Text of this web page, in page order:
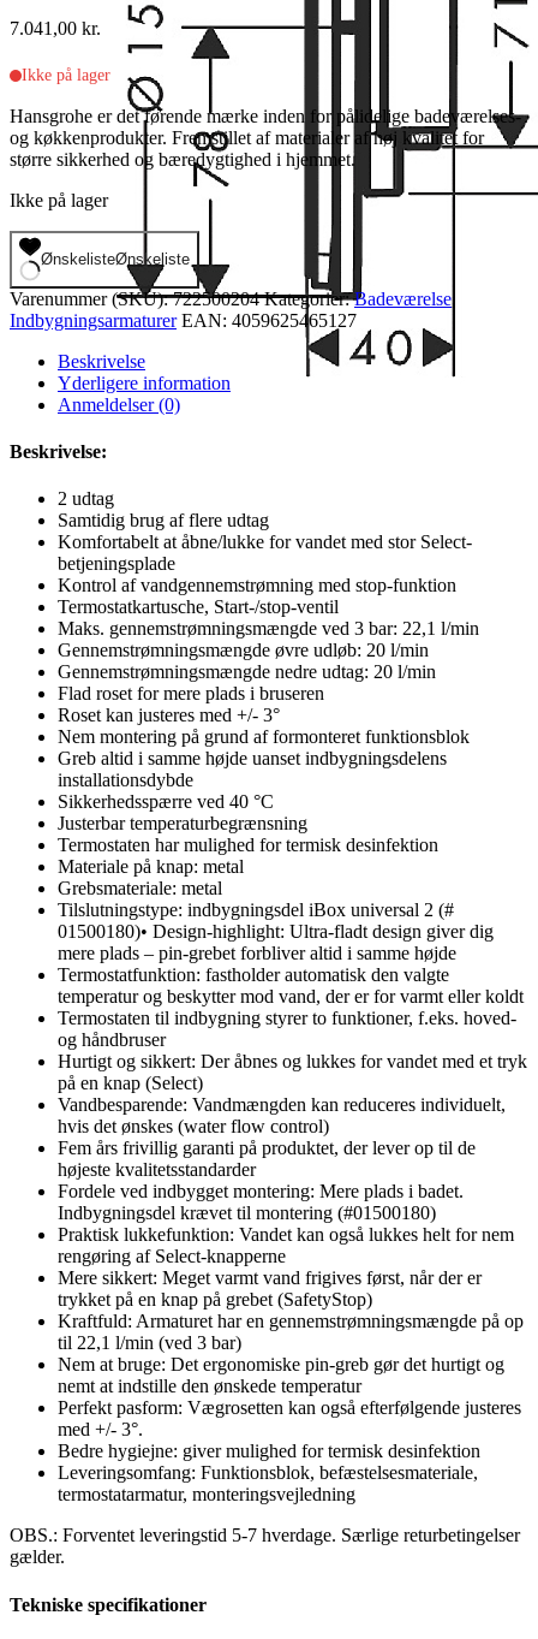
7.041,00 kr.
Ikke på lager
Hansgrohe er det førende mærke inden for pålidelige badeværelses-
og køkkenprodukter. Fremstillet af materialer af høj kvalitet for
større sikkerhed og bæredygtighed i hjemmet.
Ikke på lager
ØnskelisteØnskeliste
Varenummer (SKU):722500204 Kategorier:Badeværelse
Indbygningsarmaturer EAN: 4059625465127
Beskrivelse
Yderligere information
Anmeldelser (0)
Beskrivelse:
2 udtag
Samtidig brug af flere udtag
Komfortabelt at åbne/lukke for vandet med stor Select-
betjeningsplade
Kontrol af vandgennemstrømning med stop-funktion
Termostatkartusche, Start-/stop-ventil
Maks. gennemstrømningsmængde ved 3 bar: 22,1 l/min
Gennemstrømningsmængde øvre udløb: 20 l/min
Gennemstrømningsmængde nedre udtag: 20 l/min
Flad roset for mere plads i bruseren
Roset kan justeres med +/- 3°
Nem montering på grund af formonteret funktionsblok
Greb altid i samme højde uanset indbygningsdelens
installationsdybde
Sikkerhedsspærre ved 40 °C
Justerbar temperaturbegrænsning
Termostaten har mulighed for termisk desinfektion
Materiale på knap: metal
Grebsmateriale: metal
Tilslutningstype: indbygningsdel iBox universal 2 (#
01500180)• Design-highlight: Ultra-fladt design giver dig
mere plads – pin-grebet forbliver altid i samme højde
Termostatfunktion: fastholder automatisk den valgte
temperatur og beskytter mod vand, der er for varmt eller koldt
Termostaten til indbygning styrer to funktioner, f.eks. hoved-
og håndbruser
Hurtigt og sikkert: Der åbnes og lukkes for vandet med et tryk
på en knap (Select)
Vandbesparende: Vandmængden kan reduceres individuelt,
hvis det ønskes (water flow control)
Fem års frivillig garanti på produktet, der lever op til de
højeste kvalitetsstandarder
Fordele ved indbygget montering: Mere plads i badet.
Indbygningsdel krævet til montering (#01500180)
Praktisk lukkefunktion: Vandet kan også lukkes helt for nem
rengøring af Select-knapperne
Mere sikkert: Meget varmt vand frigives først, når der er
trykket på en knap på grebet (SafetyStop)
Kraftfuld: Armaturet har en gennemstrømningsmængde på op
til 22,1 l/min (ved 3 bar)
Nem at bruge: Det ergonomiske pin-greb gør det hurtigt og
nemt at indstille den ønskede temperatur
Perfekt pasform: Vægrosetten kan også efterfølgende justeres
med +/- 3°.
Bedre hygiejne: giver mulighed for termisk desinfektion
Leveringsomfang: Funktionsblok, befæstelsesmateriale,
termostatarmatur, monteringsvejledning
OBS.: Forventet leveringstid 5-7 hverdage. Særlige returbetingelser
gælder.
Tekniske specifikationer